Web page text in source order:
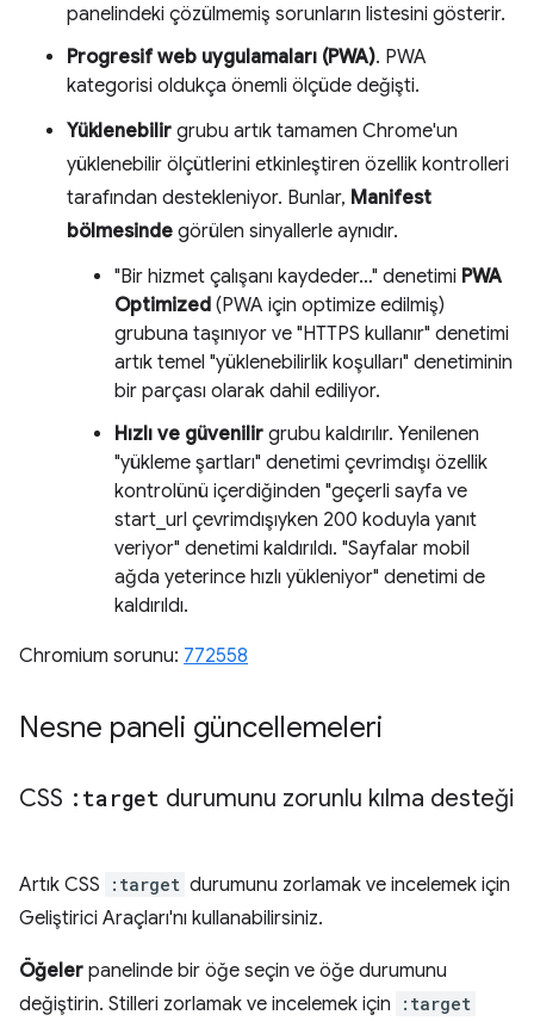
panelindeki çözülmemiş sorunların listesini gösterir.
Progresif web uygulamaları (PWA). PWA
kategorisi oldukça önemli ölçüde değişti.
Yüklenebilir grubu artık tamamen Chrome'un
yüklenebilir ölçütlerini etkinleştiren özellik kontrolleri
tarafından destekleniyor. Bunlar, Manifest
bölmesinde görülen sinyallerle aynıdır.
"Bir hizmet çalışanı kaydeder…" denetimi PWA
Optimized (PWA için optimize edilmiş)
grubuna taşınıyor ve "HTTPS kullanır" denetimi
artık temel "yüklenebilirlik koşulları" denetiminin
bir parçası olarak dahil ediliyor.
Hızlı ve güvenilir grubu kaldırılır. Yenilenen
"yükleme şartları" denetimi çevrimdışı özellik
kontrolünü içerdiğinden "geçerli sayfa ve
start_url çevrimdışıyken 200 koduyla yanıt
veriyor" denetimi kaldırıldı. "Sayfalar mobil
ağda yeterince hızlı yükleniyor" denetimi de
kaldırıldı.
Chromium sorunu: 772558
Nesne paneli güncellemeleri
CSS :target durumunu zorunlu kılma desteği
Artık CSS :target durumunu zorlamak ve incelemek için
Geliştirici Araçları'nı kullanabilirsiniz.
Öğeler panelinde bir öğe seçin ve öğe durumunu
değiştirin. Stilleri zorlamak ve incelemek için
:target